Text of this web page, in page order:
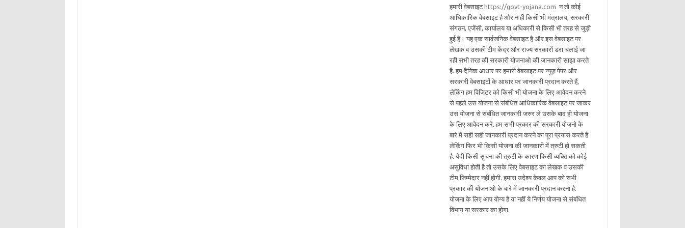
हमारी वेबसाइट https://govt-yojana.com न तो कोई
आधिकारिक वेबसाइट है और न ही किसी भी मंत्रालय, सरकारी
संगठन, एजेंसी, कार्यालय या अधिकारी से किसी भी तरह से जुड़ी
हुई है। यह एक सार्वजनिक वेबसाइट है और इस वेबसाइट पर
लेखक व उसकी टीम केंद्र और राज्य सरकारों डरा चलाई जा
रही सभी तरह की सरकारी योजनाओ की जानकारी साझा करते
है. हम दैनिक आधार पर हमारी वेबसाइट पर न्यूज़ पेपर और
सरकारी वेबसाइटों के आधार पर जानकारी प्रदान करते हैं,
लेकिंग हम विजिटर को किसी भी योजना के लिए आवेदन करने
से पहले उस योजना से संबंधित आधिकारिक वेबसाइट पर जाकर
उस योजना से संबंधित जानकारी जरुर ले उसके बाद ही योजना
के लिए आवेदन करे. हम सभी प्रकार की सरकारी योजनो के
बारे में सही सही जानकारी प्रदान करने का पूरा प्रयास करते है
लेकिंग फिर भी किसी योजना की जानकारी में त्रुटी हो सकती
है. येदी किसी सुचना की त्रुटी के कारण किसी व्यक्ति को कोई
असुविधा होती है तो उसके लिए वेबसाइट का लेखक व उसकी
टीम जिम्मेदार नहीं होगी. हमारा उदेश्य केवल आप को सभी
प्रकार की योजनाओ के बारे में जानकारी प्रदान करना है.
योजना के लिए आप योग्य है या नहीं ये निर्णय योजना से संबंधित
विभाग या सरकार का होगा.